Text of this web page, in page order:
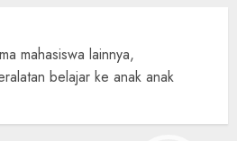
mahasiswa lainnya,
belajar ke anak anak